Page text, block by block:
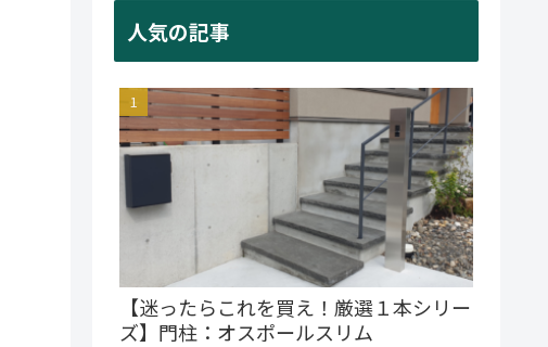
人気の記事
【迷ったらこれを買え！厳選１本シリー
ズ】門柱：オスポールスリム